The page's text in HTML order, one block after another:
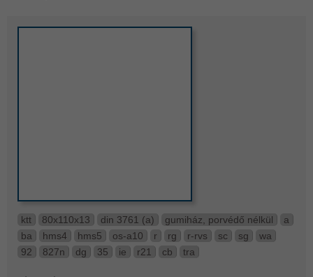
ktt 80x110x13 din 3761 (a) gumiház, porvédő nélkül
a
ba
hms4 hms5 os-a10 r rg r-rvs sc sg
wa
92
827n dg 35 ie r21 cb tra